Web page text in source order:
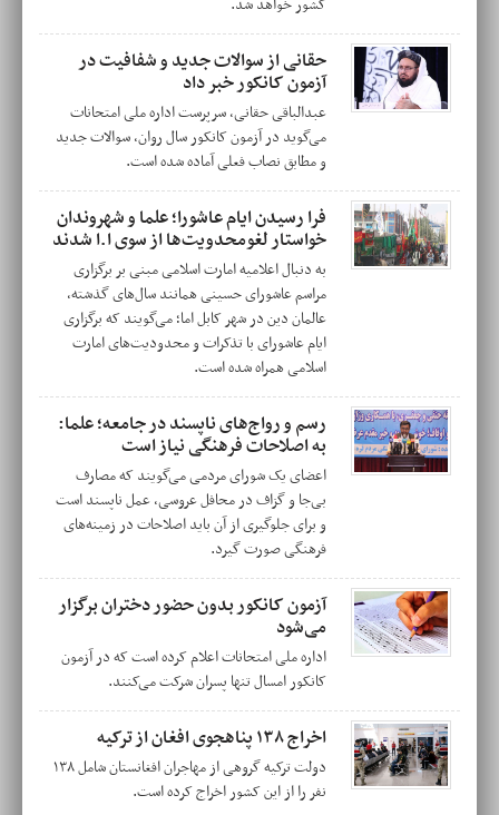
حقانی از سوالات جدید و شفافیت در
آزمون کانکور خبر داد
عبدالباقی حقانی، سرپرست اداره‌ ملی امتحانات
می‌گوید در آزمون کانکور سال روان، سوالات جدید
و مطابق نصاب فعلی آماده شده است.
فرا رسیدن ایام عاشورا؛ علما و شهروندان
خواستار لغومحدویت‌ها از سوی ا.ا شدند
به دنبال اعلامیه امارت اسلامی مبنی بر برگزاری
مراسم عاشورای حسینی همانند سال‌های گذشته،
عالمان دین در شهر کابل اما؛ می‌گویند که برگزاری
ایام عاشورای با تذکرات و محدودیت‌های امارت
اسلامی همراه شده است.
رسم و رواج‌های ناپسند در جامعه؛ علما:
به اصلاحات فرهنگی نیاز است
اعضای یک شورای مردمی می‌گویند که مصارف
بی‌جا و گزاف در محافل عروسی، عمل ناپسند است
و برای جلوگيری از آن باید اصلاحات در زمینه‌های
فرهنگی صورت گیرد.
آزمون کانکور بدون حضور دختران برگزار
می‌شود
اداره‌ ملی امتحانات اعلام کرده است که در آزمون
کانکور امسال تنها پسران شرکت می‌کنند.
اخراج ۱۳۸ پناهجوی افغان از ترکیه
دولت ترکیه گروهی از مهاجران افغانستان شامل ۱۳۸
نفر را از این کشور اخراج کرده است.